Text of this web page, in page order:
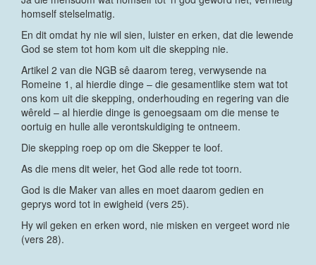
homself stelselmatig.
En dit omdat hy nie wil sien, luister en erken, dat die lewende
God se stem tot hom kom uit die skepping nie.
Artikel 2 van die NGB sê daarom tereg, verwysende na
Romeine 1, al hierdie dinge – die gesamentlike stem wat tot
ons kom uit die skepping, onderhouding en regering van die
wêreld – al hierdie dinge is genoegsaam om die mense te
oortuig en hulle alle verontskuldiging te ontneem.
Die skepping roep op om die Skepper te loof.
As die mens dit weier, het God alle rede tot toorn.
God is die Maker van alles en moet daarom gedien en
geprys word tot in ewigheid (vers 25).
Hy wil geken en erken word, nie misken en vergeet word nie
(vers 28).